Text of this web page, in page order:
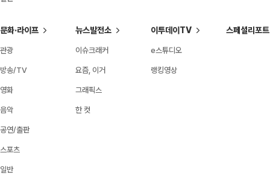
문화·라이프
관광
방송/TV
영화
음악
공연/출판
스포츠
일반
뉴스발전소
이슈크래커
요즘, 이거
그래픽스
한 컷
이투데이TV
e스튜디오
랭킹영상
스페셜리포트